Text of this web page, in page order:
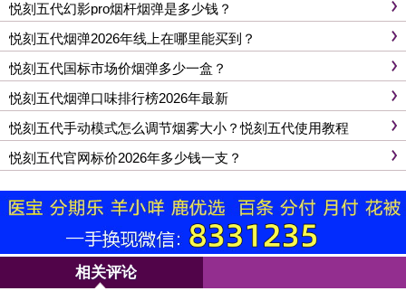
悦刻五代幻影pro烟杆烟弹是多少钱？
悦刻五代烟弹2026年线上在哪里能买到？
悦刻五代国标市场价烟弹多少一盒？
悦刻五代烟弹口味排行榜2026年最新
悦刻五代手动模式怎么调节烟雾大小？悦刻五代使用教程
悦刻五代官网标价2026年多少钱一支？
相关评论